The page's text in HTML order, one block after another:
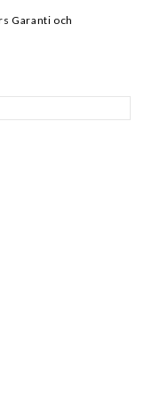
Garanti och